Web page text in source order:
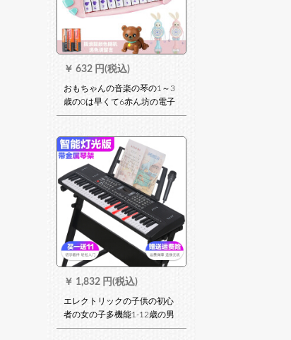
￥ 632 円(税込)
おもちゃんの音楽の琴の1～3
歳の0は早くて6赤ん坊の電子
の琴の赤ちゃんを教えます。9
池のバージョン+を教えます。
￥ 1,832 円(税込)
エレクトリックの子供の初心
者の女の子多機能1-12歳の男
の子61キーボードのピアノの